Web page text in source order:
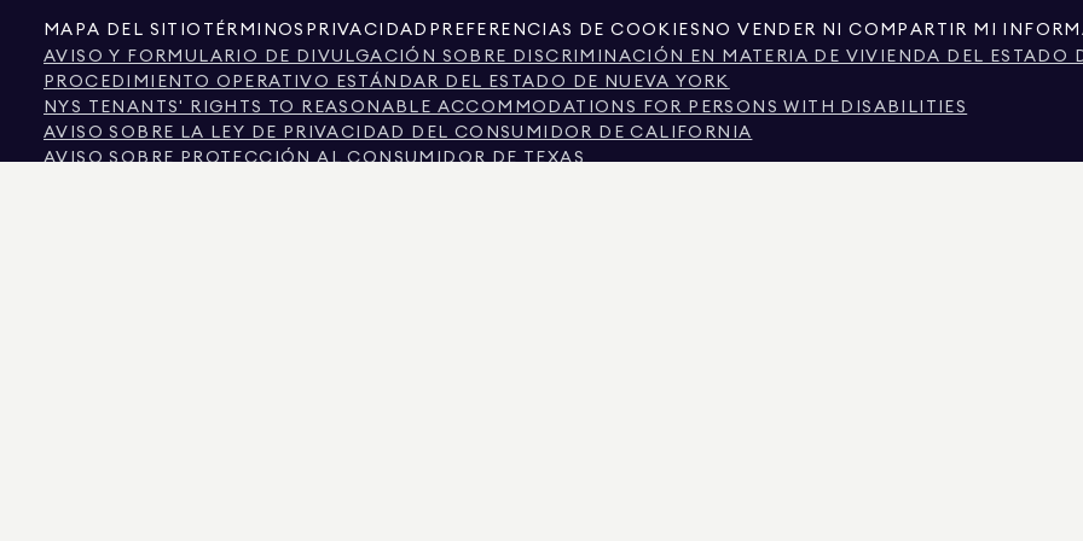
MAPA DEL SITIO TÉRMINOS PRIVACIDAD PREFERENCIAS DE COOKIES NO VENDER NI COMPARTIR MI
AVISO Y FORMULARIO DE DIVULGACIÓN SOBRE DISCRIMINACIÓN EN MATERIA DE VIVIENDA DEL ESTADO
PROCEDIMIENTO OPERATIVO ESTÁNDAR DEL ESTADO DE NUEVA YORK
NYS TENANTS' RIGHTS TO REASONABLE ACCOMMODATIONS FOR PERSONS WITH DISABILITIES
AVISO SOBRE LA LEY DE PRIVACIDAD DEL CONSUMIDOR DE CALIFORNIA
AVISO SOBRE PROTECCIÓN AL CONSUMIDOR DE TEXAS